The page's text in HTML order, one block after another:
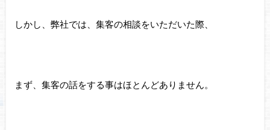
しかし、弊社では、集客の相談をいただいた際、
まず、集客の話をする事はほとんどありません。